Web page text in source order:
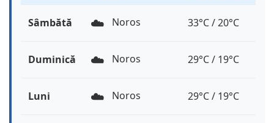
Sâmbătă ☁️ Noros 33°C / 20°C
Duminică ☁️ Noros 29°C / 19°C
Luni ☁️ Noros 29°C / 19°C